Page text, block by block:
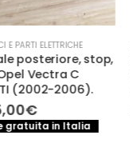
E PARTI ELETTRICHE
posteriore, stop,
Vectra C
(2002-2006).
€Il
prezzo
attuale
gratuita in Italia